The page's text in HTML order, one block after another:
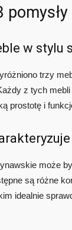
w stylu
trzy
z tych
prostotę i
może
są różne
idealnie